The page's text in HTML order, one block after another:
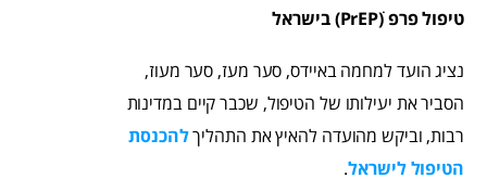
טיפול פרפ (PrEPׂׂ) בישראל
נציג הועד למחמה באיידס, סער מעז, סער מעוז,
הסביר את יעילותו של הטיפול, שכבר קיים במדינות
רבות, וביקש מהועדה להאיץ את התהליךלהכנסת
הטיפול לישראל.